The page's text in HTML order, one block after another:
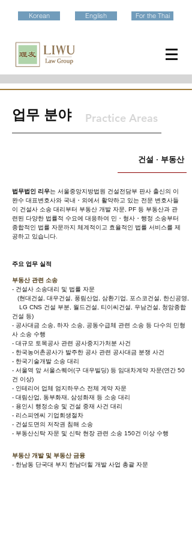
Korean English For the Thai
​업무 분야 Practice Areas
건설 · 부동산
법무법인 리우는 서울중앙지방법원 건설전담부 판사 출신의 이
완수 대표변호사와 국내・외에서 활약하고 있는 전문 변호사들
이 건설사 소송 대리부터 부동산 개발 자문, PF 등 부동산과 관
련된 다양한 법률적 수요에 대응하여 민・형사・행정 소송부터
종합적인 법률 자문까지 체계적이고 효율적인 법률 서비스를 제
공하고 있습니다.
주요 업무 실적
부동산 관련 소송
- 건설사 소송대리 및 법률 자문
(현대건설, 대우건설, 풍림산업, 삼환기업, 포스코건설, 한신공영,
LG CNS 건설 부분, 월드건설, 티이씨건설, 우남건설, 청암종합
건설 등)
- 공사대금 소송, 하자 소송, 공동수급체 관련 소송 등 다수의 민형
사 소송 수행
- 대규모 토목공사 관련 공사중지가처분 사건
- 한국농어촌공사가 발주한 공사 관련 공사대금 분쟁 사건
- 한국기술개발 소송 대리
- 서울역 앞 서울스퀘어(구 대우빌딩) 등 임대차계약 자문(연간 50
건 이상)
- 인테리어 업체 엄지하우스 전체 계약 자문
- 대림산업, 동부화재, 삼성화재 등 소송 대리
- 용인시 행정소송 및 건설 중재 사건 대리
- 리스피엔씨 기업회생절차
- 건설도면의 저작권 침해 소송
- 부동산신탁 자문 및 신탁 현장 관련 소송 150건 이상 수행
부동산 개발 및 부동산 금융
- 한남동 단국대 부지 한남더힐 개발 사업 총괄 자문